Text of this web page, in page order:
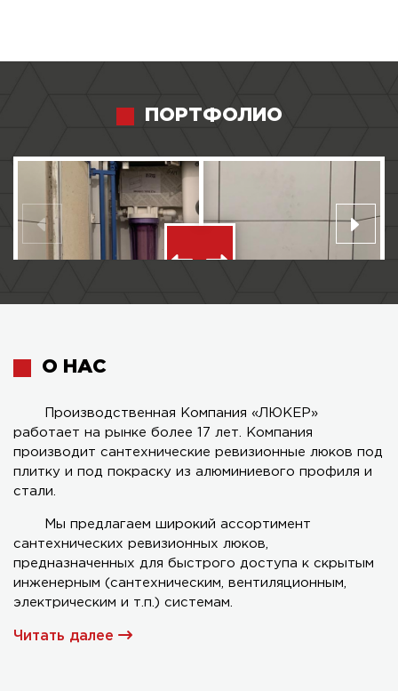
ПОРТФОЛИО
Серия AL-KR двухстворчатый
О НАС
Производственная Компания «ЛЮКЕР»
работает на рынке более 17 лет. Компания
производит сантехнические ревизионные люков под
плитку и под покраску из алюминиевого профиля и
стали.
Мы предлагаем широкий ассортимент
сантехнических ревизионных люков,
предназначенных для быстрого доступа к скрытым
инженерным (сантехническим, вентиляционным,
электрическим и т.п.) системам.
Читать далее